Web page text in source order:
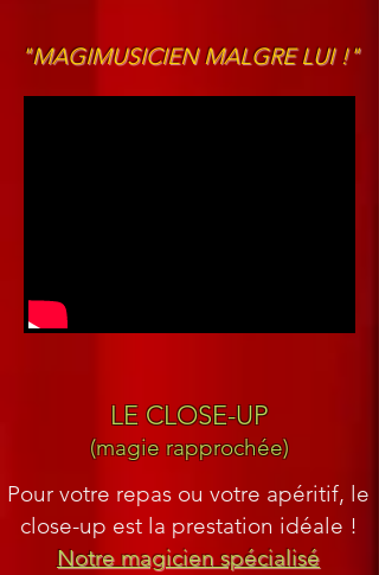
"MAGIMUSICIEN MALGRE LUI !"
LE CLOSE-UP
(magie rapprochée)
Pour votre repas ou votre apéritif, le
close-up est la prestation idéale !
Notre magicien spécialisé